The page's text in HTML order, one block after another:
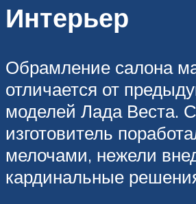
Интерьер
Обрамление салона
отличается от
моделей Лада Веста.
изготовитель
мелочами, нежели
кардинальные